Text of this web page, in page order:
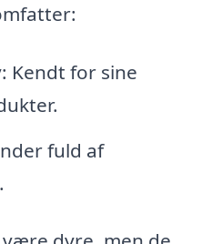
Kendt for sine
fuld af